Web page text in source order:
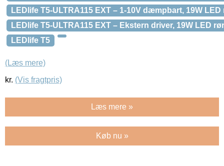
LEDlife T5-ULTRA115 EXT – 1-10V dæmpbart, 19W
LEDlife T5-ULTRA115 EXT – Ekstern driver, 19W LED
LEDlife T5
(Læs mere)
kr. (Vis fragtpris)
Læs mere »
Køb nu »